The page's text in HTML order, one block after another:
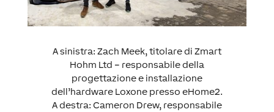
A sinistra: Zach Meek, titolare di Zmart
Hohm Ltd – responsabile della
progettazione e installazione
dell’hardware Loxone presso eHome2.
A destra: Cameron Drew, responsabile